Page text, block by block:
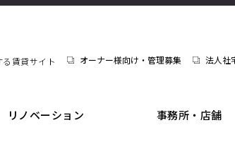
賃貸サイト オーナー様向け・管理募集 法人社
リノベーション 事務所・店舗